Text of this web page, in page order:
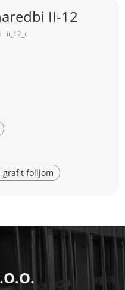
II-12
ii_12_c
grafit folijom